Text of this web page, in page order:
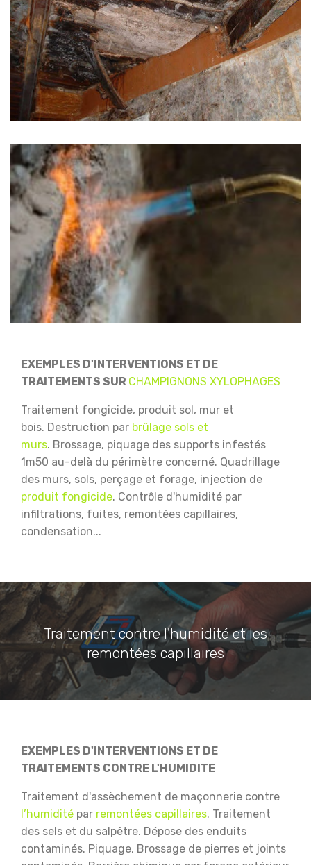
EXEMPLES D'INTERVENTIONS ET DE
TRAITEMENTS SUR CHAMPIGNONS XYLOPHAGES
Traitement fongicide, produit sol, mur et
bois. Destruction par brûlage sols et
murs. Brossage, piquage des supports infestés
1m50 au-delà du périmètre concerné. Quadrillage
des murs, sols, perçage et forage, injection de
produit fongicide. Contrôle d'humidité par
infiltrations, fuites, remontées capillaires,
condensation...
Traitement contre l'humidité et les
remontées capillaires
EXEMPLES D'INTERVENTIONS ET DE
TRAITEMENTS CONTRE L'HUMIDITE
Traitement d'assèchement de maçonnerie contre
l’humidité par remontées capillaires. Traitement
des sels et du salpêtre. Dépose des enduits
contaminés. Piquage, Brossage de pierres et joints